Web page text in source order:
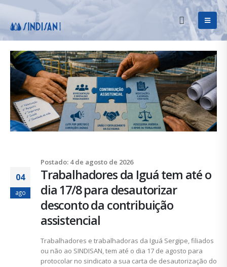
Postado: 4 de agosto de 2026
04
ago
Trabalhadores da Iguá tem até o
dia 17/8 para desautorizar
desconto da contribuição
assistencial
Trabalhadores e trabalhadoras da Iguá Sergipe, filiados
ou não ao SINDISAN, tem até o dia 17 de agosto para
protocolar no sindicato a sua carta de desautorização do